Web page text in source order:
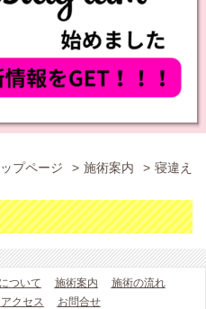
ップページ 施術案内 寝違え
ついて 施術案内
施術の流れ
アクセス お問合せ